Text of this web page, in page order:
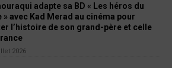
adapte sa BD « Les héros du
» avec Kad Merad au cinéma pour
l’histoire de son grand-père et celle
2026